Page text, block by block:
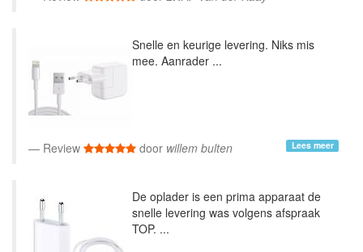
Snelle en keurige levering. Niks mis
mee. Aanrader ...
Review door willem bulten Lees meer
De oplader is een prima apparaat de
snelle levering was volgens afspraak
TOP. ...